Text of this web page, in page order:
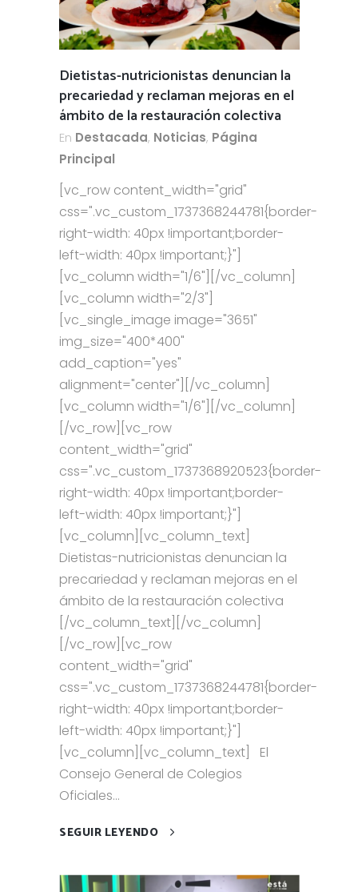
Dietistas-nutricionistas denuncian la
precariedad y reclaman mejoras en el
ámbito de la restauración colectiva
En Destacada, Noticias, Página
Principal
[vc_row content_width="grid"
css=".vc_custom_1737368244781{border-
right-width: 40px !important;border-
left-width: 40px !important;}"]
[vc_column width="1/6"][/vc_column]
[vc_column width="2/3"]
[vc_single_image image="3651"
img_size="400*400"
add_caption="yes"
alignment="center"][/vc_column]
[vc_column width="1/6"][/vc_column]
[/vc_row][vc_row
content_width="grid"
css=".vc_custom_1737368920523{border-
right-width: 40px !important;border-
left-width: 40px !important;}"]
[vc_column][vc_column_text]
Dietistas-nutricionistas denuncian la
precariedad y reclaman mejoras en el
ámbito de la restauración colectiva
[/vc_column_text][/vc_column]
[/vc_row][vc_row
content_width="grid"
css=".vc_custom_1737368244781{border-
right-width: 40px !important;border-
left-width: 40px !important;}"]
[vc_column][vc_column_text] El
Consejo General de Colegios
Oficiales...
SEGUIR LEYENDO